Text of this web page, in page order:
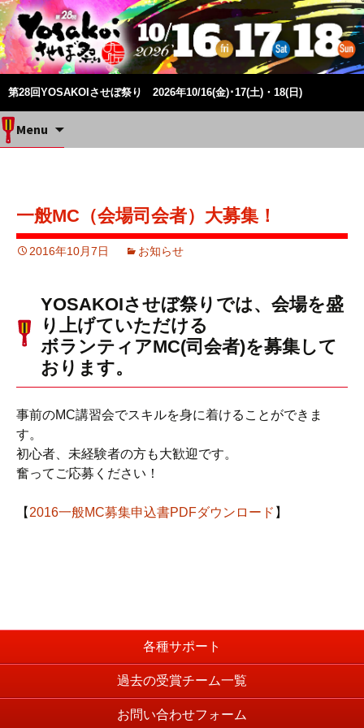
第28回YOSAKOIさせぼ祭り 2026年10/16(金)･17(土)・18(日)
Menu
一般MC（会場司会者）大募集！
2016年10月7日 お知らせ
YOSAKOIさせぼ祭りでは、会場を盛
り上げていただける
ボランティアMC(司会者)を募集して
おります。
事前のMC講習会でスキルを身に着けることができま
す。
初心者、未経験者の方も大歓迎です。
奮ってご応募ください！
【 2016一般MC募集申込書PDFダウンロード 】
各種サポート
過去の受賞チーム一覧
お問い合わせフォーム